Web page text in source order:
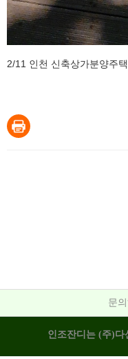
2/11 인천 신축상가분양주
문의
인조잔디는 (주)다